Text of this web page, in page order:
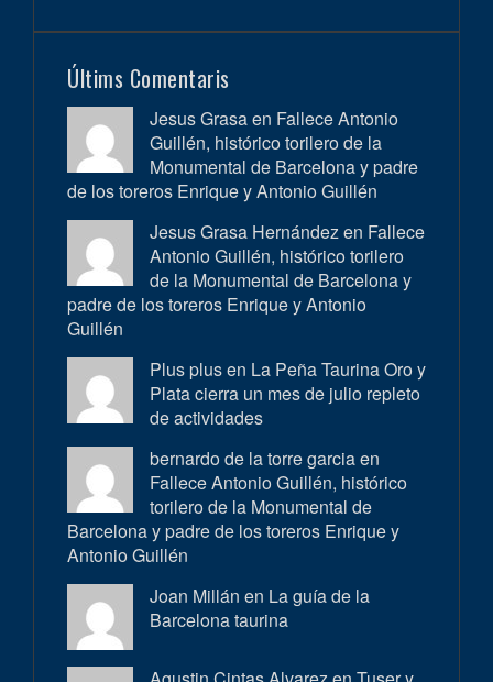
Últims Comentaris
Jesus Grasa en Fallece Antonio
Guillén, histórico torilero de la
Monumental de Barcelona y padre
de los toreros Enrique y Antonio Guillén
Jesus Grasa Hernández en Fallece
Antonio Guillén, histórico torilero
de la Monumental de Barcelona y
padre de los toreros Enrique y Antonio
Guillén
Plus plus en La Peña Taurina Oro y
Plata cierra un mes de julio repleto
de actividades
bernardo de la torre garcia en
Fallece Antonio Guillén, histórico
torilero de la Monumental de
Barcelona y padre de los toreros Enrique y
Antonio Guillén
Joan Millán en La guía de la
Barcelona taurina